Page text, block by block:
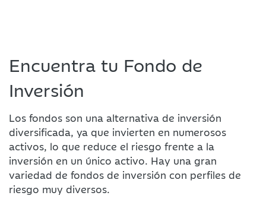
Encuentra tu Fondo de
Inversión
Los fondos son una alternativa de inversión
diversificada, ya que invierten en numerosos
activos, lo que reduce el riesgo frente a la
inversión en un único activo. Hay una gran
variedad de fondos de inversión con perfiles de
riesgo muy diversos.